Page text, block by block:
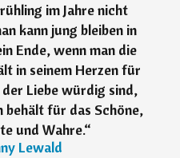
im Jahre nicht
kann jung bleiben in
Ende, wenn man die
in seinem Herzen für
Liebe würdig sind,
behält für das Schöne,
und Wahre.“
Lewald